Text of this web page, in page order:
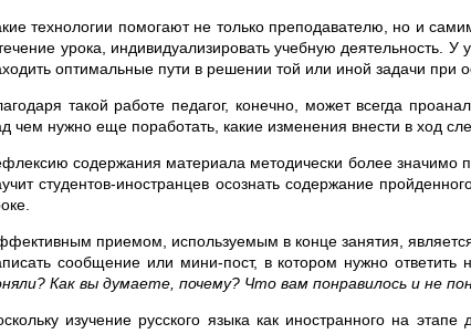
технологии помогают не только преподавателю, но и
урока, индивидуализировать учебную деятельность.
оптимальные пути в решении той или иной задачи при
такой работе педагог, конечно, может всегда
чем нужно еще поработать, какие изменения внести в ход
содержания материала методически более значимо
студентов-иностранцев осознать содержание
приемом, используемым в конце занятия,
сообщение или мини-пост, в котором нужно ответить
Как вы думаете, почему? Что вам понравилось и не
изучение русского языка как иностранного на